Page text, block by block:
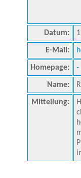
Datum:
E-Mail:
Homepage: -
Name:
Mitteilung: